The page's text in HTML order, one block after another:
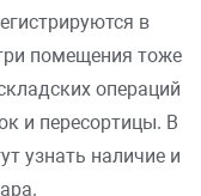
в
помещения тоже
операций
и пересортицы. В
узнать наличие и